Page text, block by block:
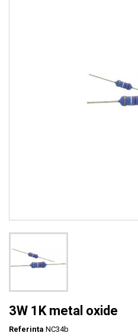
3W 1K metal oxide
Referinta NC34b